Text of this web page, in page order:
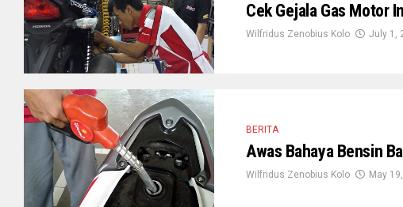
Cek Gejala Gas Motor
Wilfridus Zenobius Kolo July 1,
BERITA
Awas Bahaya Bensin
Wilfridus Zenobius Kolo May